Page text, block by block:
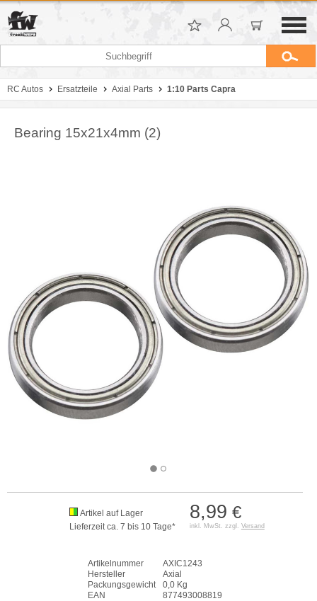
RC Autos Ersatzteile Axial Parts 1:10 Parts Capra
Bearing 15x21x4mm (2)
8,99 €
inkl. MwSt. zzgl. Versand
Artikel auf Lager
Lieferzeit ca. 7 bis 10 Tage*
Artikelnummer
AXIC1243
Hersteller
Axial
Packungsgewicht
0,0 Kg
EAN
877493008819